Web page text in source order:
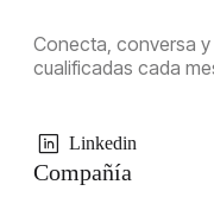
Conecta, conversa
cualificadas cada
Linkedin
Compañía